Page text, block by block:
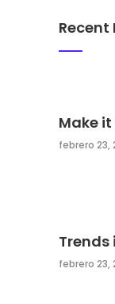
Recent
Make
febrero 23,
Trends
febrero 23,